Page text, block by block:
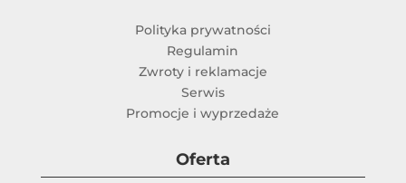
Polityka prywatności
Regulamin
Zwroty i reklamacje
Serwis
Promocje i wyprzedaże
Oferta